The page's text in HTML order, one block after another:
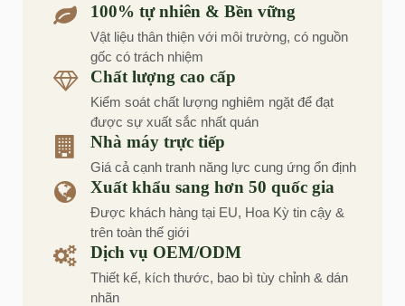
100% tự nhiên & Bền vững
Vật liệu thân thiện với môi trường, có nguồn
gốc có trách nhiệm
Chất lượng cao cấp
Kiểm soát chất lượng nghiêm ngặt để đạt
được sự xuất sắc nhất quán
Nhà máy trực tiếp
Giá cả cạnh tranh năng lực cung ứng ổn định
Xuất khẩu sang hơn 50 quốc gia
Được khách hàng tại EU, Hoa Kỳ tin cậy &
trên toàn thế giới
Dịch vụ OEM/ODM
Thiết kế, kích thước, bao bì tùy chỉnh & dán
nhãn